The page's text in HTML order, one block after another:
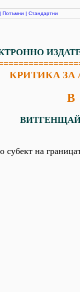
| Потъмни | Стандартни
КРИТИКА ЗА
В
субект на